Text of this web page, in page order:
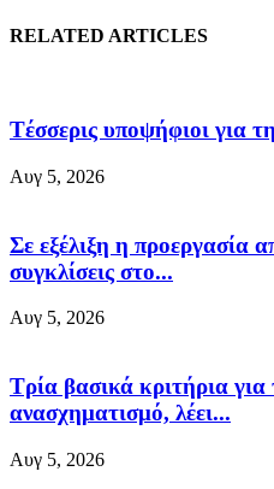
RELATED ARTICLES
Tέσσερις υποψήφιοι για
Αυγ 5, 2026
Σε εξέλιξη η προεργασία
συγκλίσεις στο...
Αυγ 5, 2026
Τρία βασικά κριτήρια για
ανασχηματισμό, λέει...
Αυγ 5, 2026